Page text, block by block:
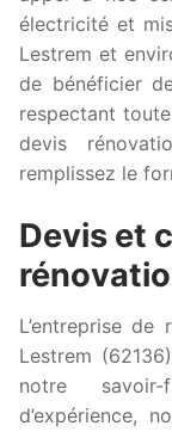
électricité et
Lestrem et
de bénéficier
respectant
devis
remplissez le
Devis et
L’entreprise de
Lestrem
notre
d’expérience,